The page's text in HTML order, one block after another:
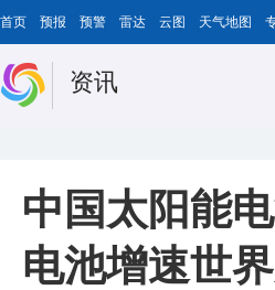
首页 预报 预警 雷达 云图 天气地图
资讯
中国太阳能
电池增速世